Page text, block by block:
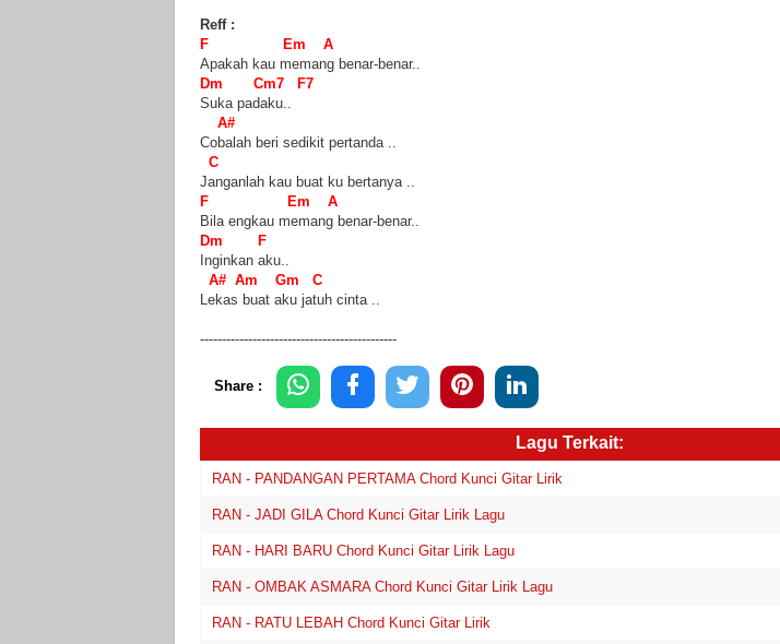
Reff :
F Em A
Apakah kau memang benar-benar..
Dm Cm7 F7
Suka padaku..
A#
Cobalah beri sedikit pertanda ..
C
Janganlah kau buat ku bertanya ..
F Em A
Bila engkau memang benar-benar..
Dm F
Inginkan aku..
A# Am Gm C
Lekas buat aku jatuh cinta ..
---------------------------------------------
Share :
Lagu Terkait:
RAN - PANDANGAN PERTAMA Chord Kunci Gitar Lirik
RAN - JADI GILA Chord Kunci Gitar Lirik Lagu
RAN - HARI BARU Chord Kunci Gitar Lirik Lagu
RAN - OMBAK ASMARA Chord Kunci Gitar Lirik Lagu
RAN - RATU LEBAH Chord Kunci Gitar Lirik